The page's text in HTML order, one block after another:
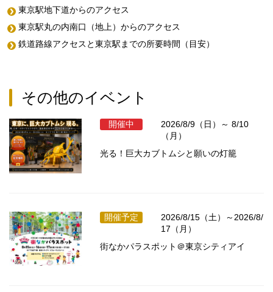
東京駅地下道からのアクセス
東京駅丸の内南口（地上）からのアクセス
鉄道路線アクセスと東京駅までの所要時間（目安）
その他のイベント
開催中
2026/8/9（日）～ 8/10
（月）
光る！巨大カブトムシと願いの灯籠
開催予定
2026/8/15（土）～2026/8/
17（月）
街なかパラスポット＠東京シティアイ